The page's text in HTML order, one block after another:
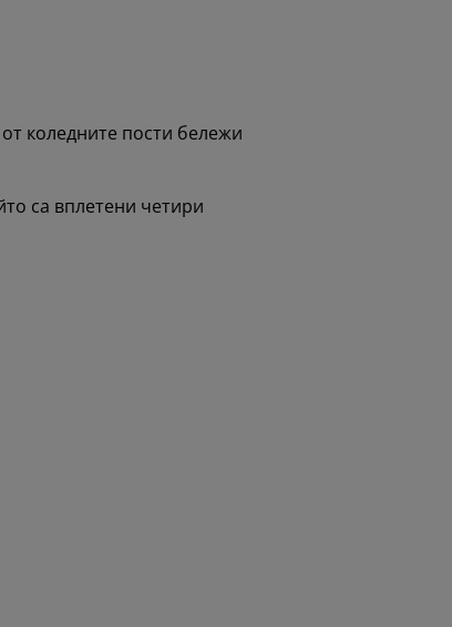
коледните пости бележи
са вплетени четири